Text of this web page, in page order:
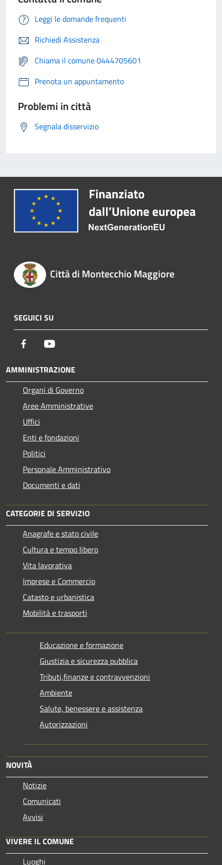
Leggi le domande frequenti
Richiedi Assistenza
Chiama il comune 0444705601
Prenota un appuntamento
Problemi in città
Segnala disservizio
Città di Montecchio Maggiore
SEGUICI SU
Facebook
AMMINISTRAZIONE
Organi di Governo
Aree Amministrative
Uffici
Enti e fondazioni
Politici
Personale Amministrativo
Documenti e dati
CATEGORIE DI SERVIZIO
Anagrafe e stato civile
Cultura e tempo libero
Vita lavorativa
Imprese e Commercio
Catasto e urbanistica
Mobilità e trasporti
Educazione e formazione
Giustizia e sicurezza pubblica
Tributi,finanze e contravvenzioni
Ambiente
Salute, benessere e assistenza
Autorizzazioni
NOVITÀ
Notizie
Comunicati
Avvisi
VIVERE IL COMUNE
Luoghi